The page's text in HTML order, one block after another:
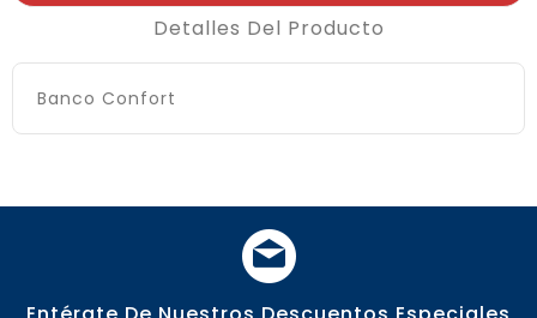
Detalles Del Producto
Banco Confort